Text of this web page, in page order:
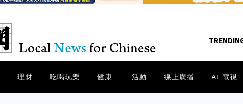
理財 吃喝玩樂 健康 活動 線上廣播 AI 電視